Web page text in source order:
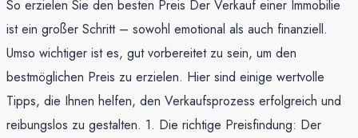
So erzielen Sie den besten Preis Der Verkauf einer Immobilie
ist ein großer Schritt – sowohl emotional als auch finanziell.
Umso wichtiger ist es, gut vorbereitet zu sein, um den
bestmöglichen Preis zu erzielen. Hier sind einige wertvolle
Tipps, die Ihnen helfen, den Verkaufsprozess erfolgreich und
reibungslos zu gestalten. 1. Die richtige Preisfindung: Der